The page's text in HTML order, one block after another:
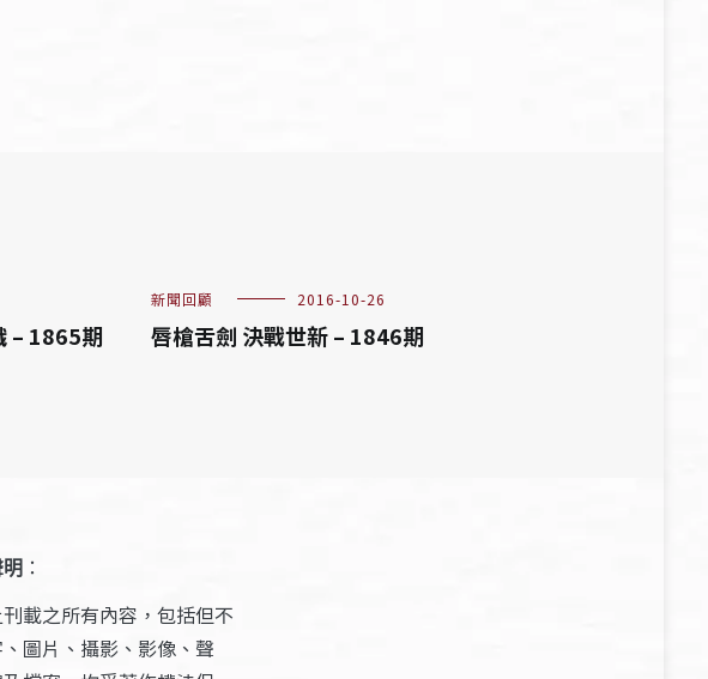
– 1865期
新聞回顧 2016-10-26
唇槍舌劍 決戰世新 – 1846期
：
載之所有內容，包括但不
圖片、攝影、影像、聲